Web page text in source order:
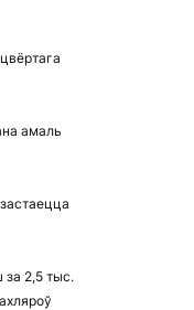
амаль
за 2,5 тыс.